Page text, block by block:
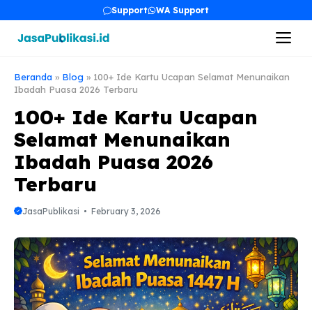
content
Support WA Support
Beranda » Blog » 100+ Ide Kartu Ucapan Selamat Menunaikan
Ibadah Puasa 2026 Terbaru
100+ Ide Kartu Ucapan
Selamat Menunaikan
Ibadah Puasa 2026
Terbaru
JasaPublikasi February 3, 2026